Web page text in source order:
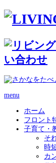
menu
ホーム
フロント
子育て・
そ
時
カ